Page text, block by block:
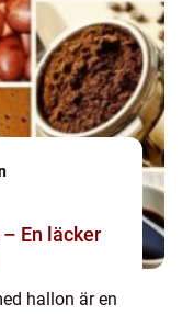
En läcker
hallon är en